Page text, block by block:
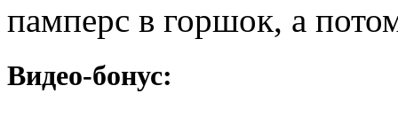
памперс в горшок, а
Видео-бонус: